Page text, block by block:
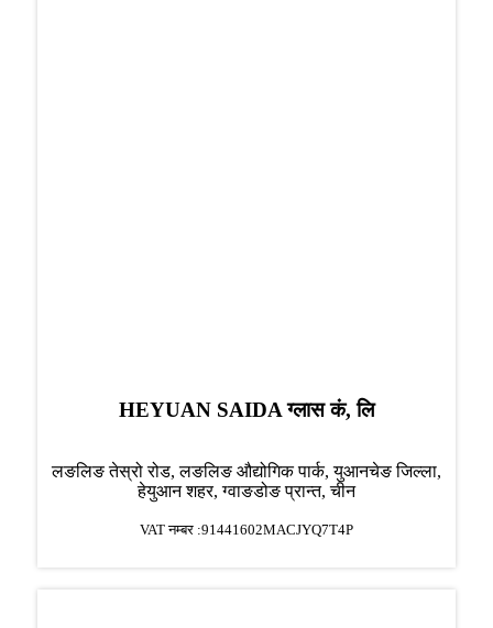
HEYUAN SAIDA ग्लास कं, लि
लङलिङ तेस्रो रोड, लङलिङ औद्योगिक पार्क, युआनचेङ जिल्ला,
हेयुआन शहर, ग्वाङडोङ प्रान्त, चीन
VAT नम्बर :91441602MACJYQ7T4P